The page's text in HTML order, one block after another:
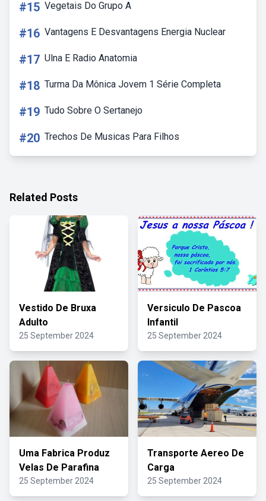
#15 Vegetais Do Grupo A
#16 Vantagens E Desvantagens Energia Nuclear
#17 Ulna E Radio Anatomia
#18 Turma Da Mônica Jovem 1 Série Completa
#19 Tudo Sobre O Sertanejo
#20 Trechos De Musicas Para Filhos
Related Posts
Vestido De Bruxa
Adulto
25 September 2024
Versiculo De Pascoa
Infantil
25 September 2024
Uma Fabrica Produz
Velas De Parafina
25 September 2024
Transporte Aereo De
Carga
25 September 2024